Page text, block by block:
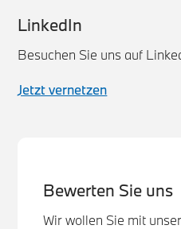
LinkedIn
Besuchen Sie uns auf
Jetzt vernetzen
Bewerten Sie uns
Wir wollen Sie mit